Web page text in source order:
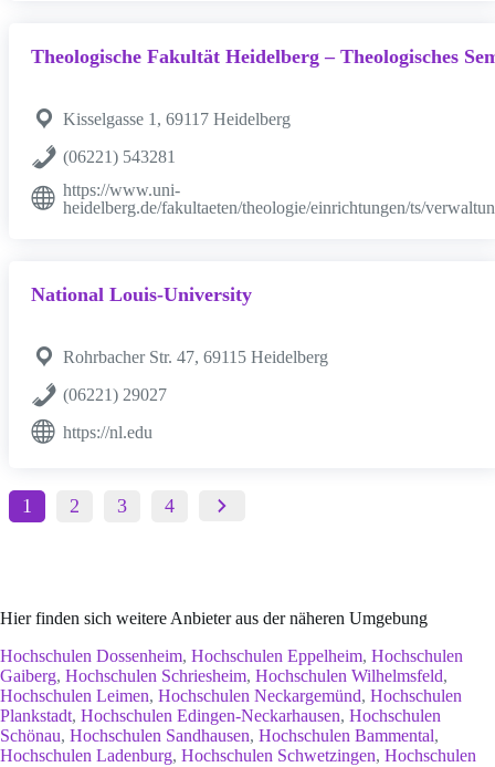
Theologische Fakultät Heidelberg – Theologisches
Kisselgasse 1, 69117 Heidelberg
(06221) 543281
https://www.uni-
heidelberg.de/fakultaeten/theologie/einrichtungen/ts/
National Louis-University
Rohrbacher Str. 47, 69115 Heidelberg
(06221) 29027
https://nl.edu
1 2 3 4
Hier finden sich weitere Anbieter aus der näheren Umgebung
Hochschulen Dossenheim, Hochschulen Eppelheim, Hochschulen
Gaiberg, Hochschulen Schriesheim, Hochschulen Wilhelmsfeld,
Hochschulen Leimen, Hochschulen Neckargemünd, Hochschulen
Plankstadt, Hochschulen Edingen-Neckarhausen, Hochschulen
Schönau, Hochschulen Sandhausen, Hochschulen Bammental,
Hochschulen Ladenburg, Hochschulen Schwetzingen, Hochschulen